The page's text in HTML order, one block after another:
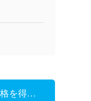
を得なさい